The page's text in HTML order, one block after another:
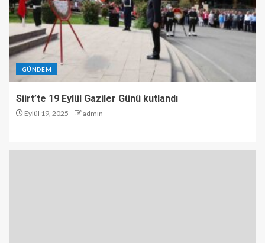
GÜNDEM
Siirt’te 19 Eylül Gaziler Günü kutlandı
Eylül 19, 2025 admin